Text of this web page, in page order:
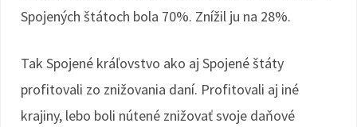
Spojených štátoch bola 70%. Znížil ju na 28%.
Tak Spojené kráľovstvo ako aj Spojené štáty
profitovali zo znižovania daní. Profitovali aj iné
krajiny, lebo boli nútené znižovať svoje daňové